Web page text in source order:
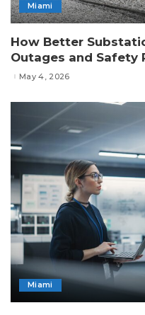
Miami
How Better
Outages and Safety
May 4, 2026
Miami